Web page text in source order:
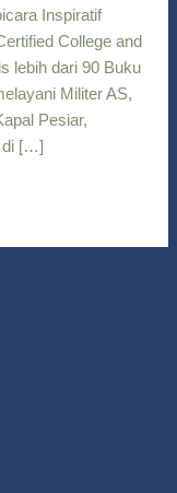
Inspiratif
College and
lebih dari 90 Buku
Militer AS,
Pesiar,
di […]